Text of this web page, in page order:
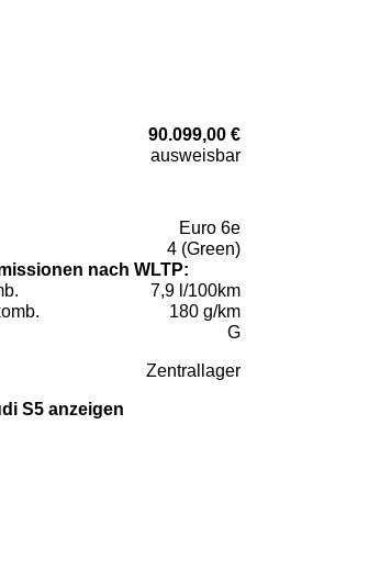
90.099,00 €
ausweisbar
Euro 6e
4 (Green)
nach WLTP:
7,9 l/100km
180 g/km
G
Zentrallager
S5 anzeigen